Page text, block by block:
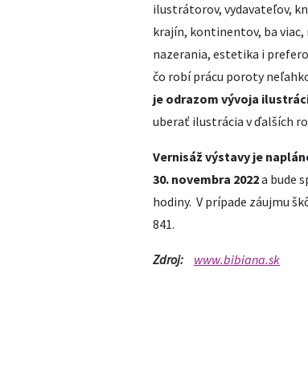
ilustrátorov, vydavateľov,
krajín, kontinentov, ba
nazerania, estetika i
čo robí prácu poroty
je odrazom vývoja
uberať ilustrácia v ďalších
Vernisáž výstavy je
30. novembra 2022a bude
hodiny. V prípade záujmu
841.
Zdroj: www.bibiana.sk